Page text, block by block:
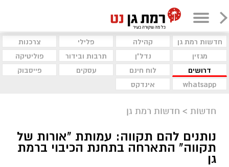
חדשות רמת גן קהילה פלילי
צרכנות
מגזין
נדל"ן תרבות ובידור
פוליטיקה
דרושים
לוח חינם עסקים
פייסבוק
whatsapp
אינדקס
חדשות > חדשות רמת גן
נותנים להם תקווה: עמותת "אורות של
תקווה" התארחה בתחנת הכיבוי ברמת
גן